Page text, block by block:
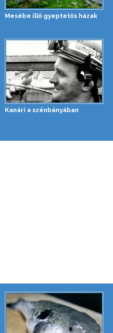
Mesébe illő gyeptetős házak
Kanári a szénbányában